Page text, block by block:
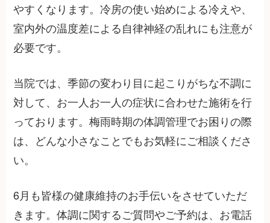
やすくなります。冷房の使い始めによる冷えや、
室内外の温度差による自律神経の乱れにも注意が
必要です。
当院では、季節の変わり目に起こりがちな不調に
対して、お一人お一人の症状に合わせた施術を行
っております。梅雨時期の体調管理でお困りの際
は、どんな小さなことでもお気軽にご相談くださ
い。
6月も皆様の健康維持のお手伝いをさせていただ
きます。体調に関するご質問やご予約は、お電話